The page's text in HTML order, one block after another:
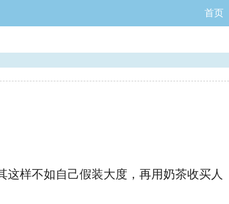
首页
样不如自己假装大度，再用奶茶收买人